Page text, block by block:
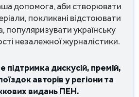
допомога, аби створювати
покликані відстоювати
популяризувати українську
незалежної журналістики.
підтримка дискусій, премій,
авторів у регіони та
видань ПЕН.